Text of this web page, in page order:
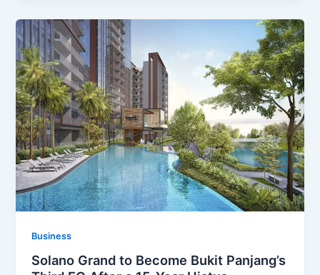
Business
Solano Grand to Become Bukit Panjang’s